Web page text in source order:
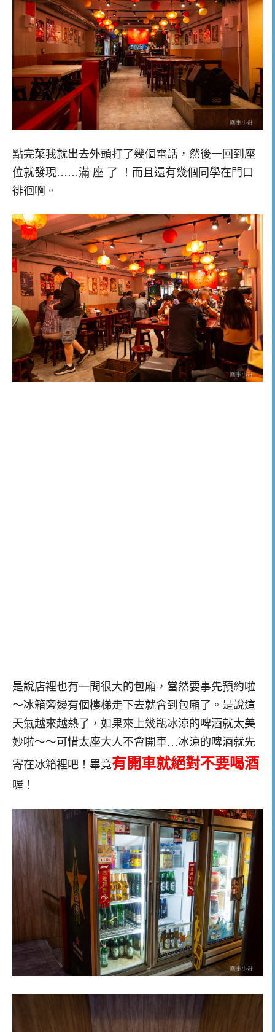
點完菜我就出去外頭打了幾個電話，然後一回到座
位就發現……滿 座 了 ！而且還有幾個同學在門口
徘徊啊。
是說店裡也有一間很大的包廂，當然要事先預約啦
～冰箱旁邊有個樓梯走下去就會到包廂了。是說這
天氣越來越熱了，如果來上幾瓶冰涼的啤酒就太美
妙啦～～可惜太座大人不會開車…冰涼的啤酒就先
寄在冰箱裡吧！畢竟有開車就絕對不要喝酒
喔！